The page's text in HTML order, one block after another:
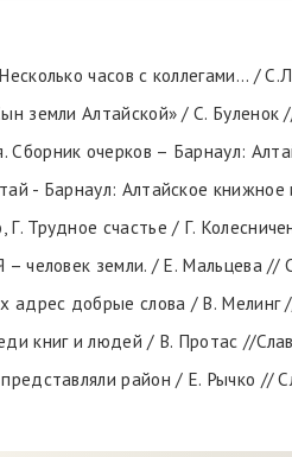
часов с коллегами... /
земли Алтайской» / С. Буленок
Сборник очерков – Барнаул:
- Барнаул: Алтайское книжное
Г. Трудное счастье / Г.
– человек земли. / Е. Мальцева //
адрес добрые слова / В. Мелинг
книг и людей / В. Протас //
район / Е. Рычко //